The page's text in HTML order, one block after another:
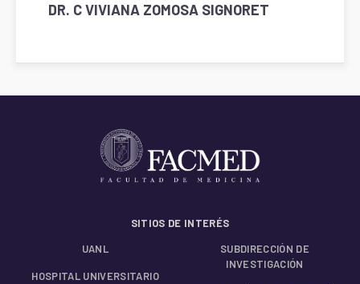
DR. C VIVIANA ZOMOSA SIGNORET
SITIOS DE INTERÉS
UANL
HOSPITAL UNIVERSITARIO
SUBDIRECCIÓN DE
INVESTIGACIÓN